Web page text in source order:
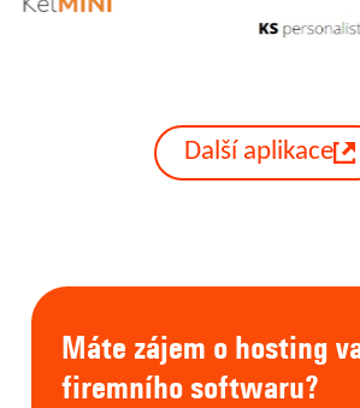
Další aplikace
Máte zájem o hosting
firemního softwaru?